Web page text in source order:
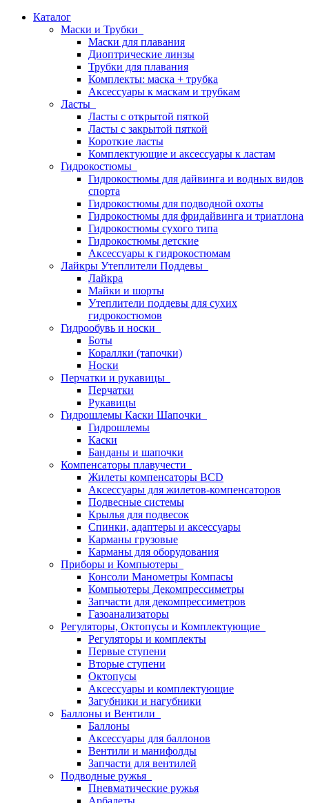
Каталог
Маски и Трубки
Маски для плавания
Диоптрические линзы
Трубки для плавания
Комплекты: маска + трубка
Аксессуары к маскам и трубкам
Ласты
Ласты с открытой пяткой
Ласты с закрытой пяткой
Короткие ласты
Комплектующие и аксессуары к ластам
Гидрокостюмы
Гидрокостюмы для дайвинга и водных видов
спорта
Гидрокостюмы для подводной охоты
Гидрокостюмы для фридайвинга и триатлона
Гидрокостюмы сухого типа
Гидрокостюмы детские
Аксессуары к гидрокостюмам
Лайкры Утеплители Поддевы
Лайкра
Майки и шорты
Утеплители поддевы для сухих
гидрокостюмов
Гидрообувь и носки
Боты
Кораллки (тапочки)
Носки
Перчатки и рукавицы
Перчатки
Рукавицы
Гидрошлемы Каски Шапочки
Гидрошлемы
Каски
Банданы и шапочки
Компенсаторы плавучести
Жилеты компенсаторы BCD
Аксессуары для жилетов-компенсаторов
Подвесные системы
Крылья для подвесок
Спинки, адаптеры и аксессуары
Карманы грузовые
Карманы для оборудования
Приборы и Компьютеры
Консоли Манометры Компасы
Компьютеры Декомпрессиметры
Запчасти для декомпрессиметров
Газоанализаторы
Регуляторы, Октопусы и Комплектующие
Регуляторы и комплекты
Первые ступени
Вторые ступени
Октопусы
Аксессуары и комплектующие
Загубники и нагубники
Баллоны и Вентили
Баллоны
Аксессуары для баллонов
Вентили и манифолды
Запчасти для вентилей
Подводные ружья
Пневматические ружья
Арбалеты